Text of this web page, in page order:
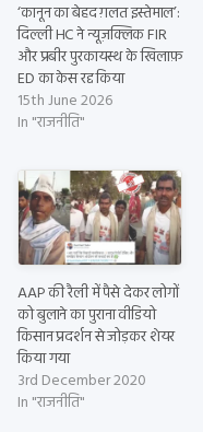
‘कानून का बेहद ग़लत इस्तेमाल’:
दिल्ली HC ने न्यूज़क्लिक FIR
और प्रबीर पुरकायस्थ के खिलाफ़
ED का केस रद्द किया
15th June 2026
In "राजनीति"
AAP की रैली में पैसे देकर लोगों
को बुलाने का पुराना वीडियो
किसान प्रदर्शन से जोड़कर शेयर
किया गया
3rd December 2020
In "राजनीति"